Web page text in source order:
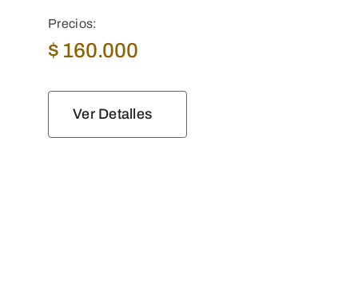
Precios:
$ 160.000
Ver Detalles